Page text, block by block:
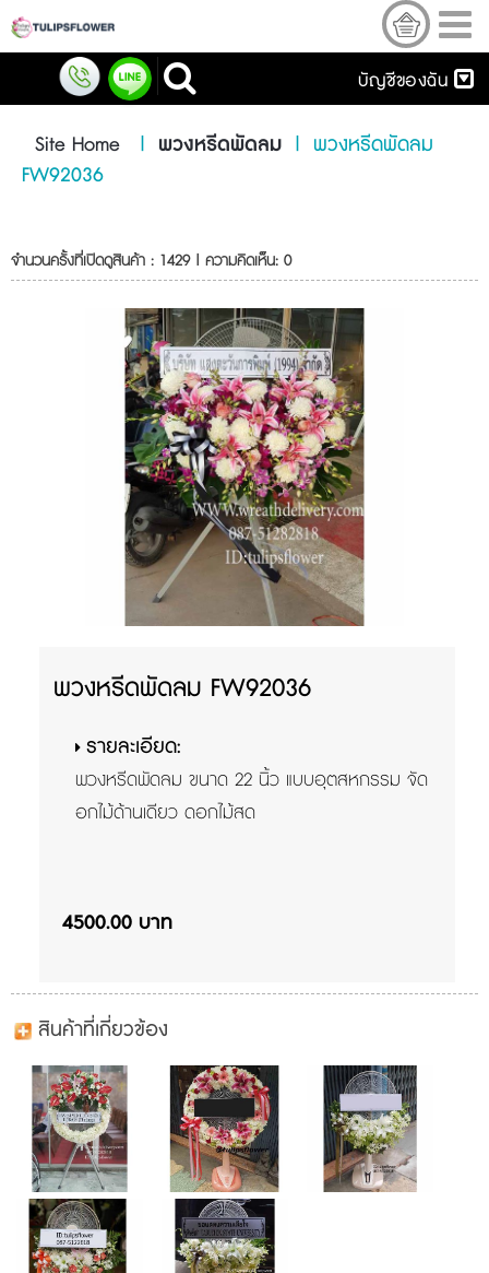
บัญชีของฉัน
Site Home | พวงหรีดพัดลม | พวงหรีดพัดลม
FW92036
จำนวนครั้งที่เปิดดูสินค้า : 1429 | ความคิดเห็น: 0
พวงหรีดพัดลม FW92036
รายละเอียด:
พวงหรีดพัดลม ขนาด 22 นิ้ว แบบอุตสหกรรม จัด
อกไม้ด้านเดียว ดอกไม้สด
4500.00 บาท
สินค้าที่เกี่ยวข้อง